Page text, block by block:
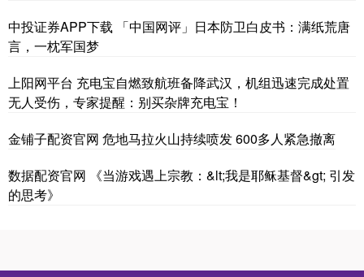
中投证券APP下载 「中国网评」日本防卫白皮书：满纸荒唐
言，一枕军国梦
上阳网平台 充电宝自燃致航班备降武汉，机组迅速完成处置
无人受伤，专家提醒：别买杂牌充电宝！
金铺子配资官网 危地马拉火山持续喷发 600多人紧急撤离
数据配资官网 《当游戏遇上宗教：&lt;我是耶稣基督&gt; 引发
的思考》